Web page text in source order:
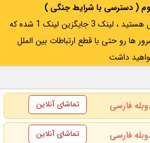
( دسترسی با شرایط جنگی )
اگر از ایران به آدرس مخفی متصل هستید ، لینک 3 جایگزین لینک 1 شده که
ها رو حتی با قطع ارتباطات بین الملل
داشت
فارسی تماشای آنلاین
فارسی تماشای آنلاین